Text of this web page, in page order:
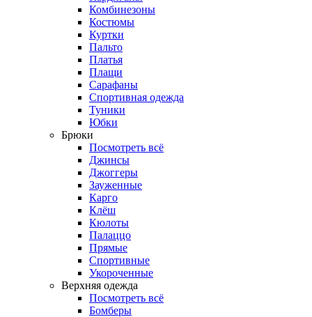
Комбинезоны
Костюмы
Куртки
Пальто
Платья
Плащи
Сарафаны
Спортивная одежда
Туники
Юбки
Брюки
Посмотреть всё
Джинсы
Джоггеры
Зауженные
Карго
Клёш
Кюлоты
Палаццо
Прямые
Спортивные
Укороченные
Верхняя одежда
Посмотреть всё
Бомберы